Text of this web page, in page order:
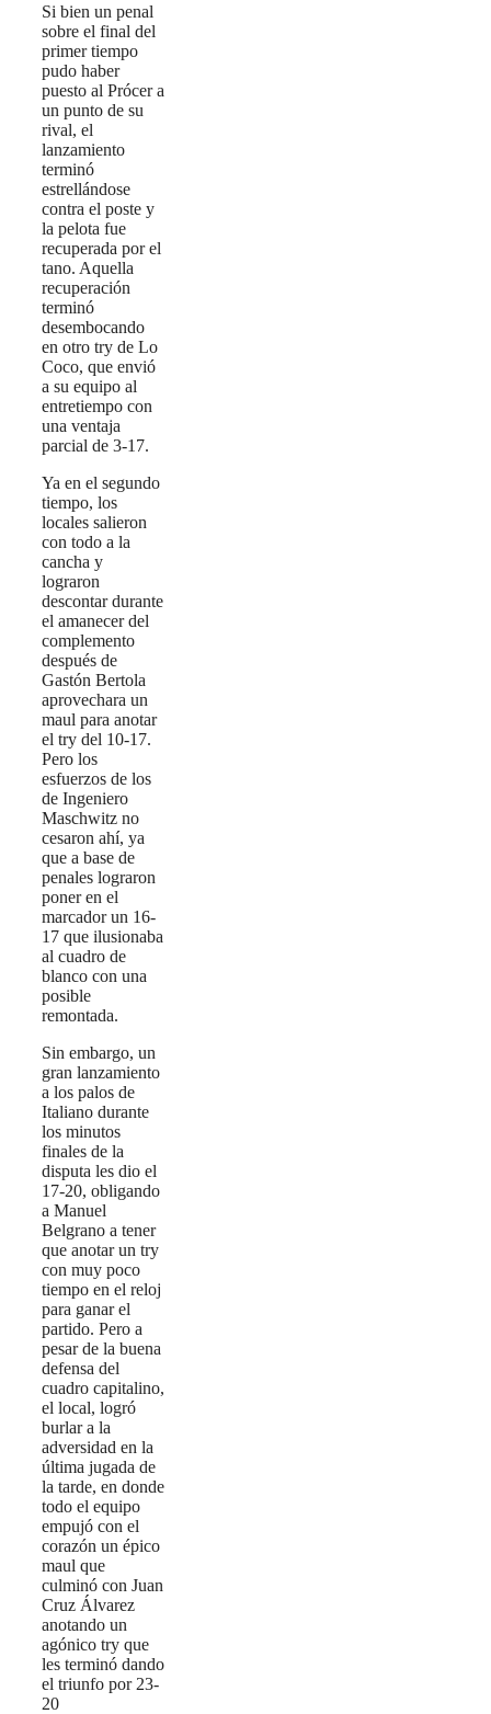
Si bien un penal
sobre el final del
primer tiempo
pudo haber
puesto al Prócer a
un punto de su
rival, el
lanzamiento
terminó
estrellándose
contra el poste y
la pelota fue
recuperada por el
tano. Aquella
recuperación
terminó
desembocando
en otro try de Lo
Coco, que envió
a su equipo al
entretiempo con
una ventaja
parcial de 3-17.
Ya en el segundo
tiempo, los
locales salieron
con todo a la
cancha y
lograron
descontar durante
el amanecer del
complemento
después de
Gastón Bertola
aprovechara un
maul para anotar
el try del 10-17.
Pero los
esfuerzos de los
de Ingeniero
Maschwitz no
cesaron ahí, ya
que a base de
penales lograron
poner en el
marcador un 16-
17 que ilusionaba
al cuadro de
blanco con una
posible
remontada.
Sin embargo, un
gran lanzamiento
a los palos de
Italiano durante
los minutos
finales de la
disputa les dio el
17-20, obligando
a Manuel
Belgrano a tener
que anotar un try
con muy poco
tiempo en el reloj
para ganar el
partido. Pero a
pesar de la buena
defensa del
cuadro capitalino,
el local, logró
burlar a la
adversidad en la
última jugada de
la tarde, en donde
todo el equipo
empujó con el
corazón un épico
maul que
culminó con Juan
Cruz Álvarez
anotando un
agónico try que
les terminó dando
el triunfo por 23-
20